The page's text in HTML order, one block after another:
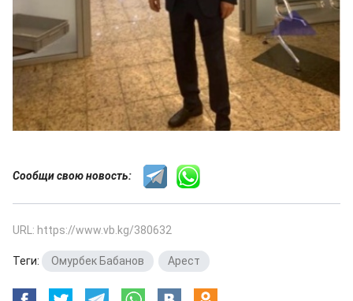
Сообщи свою новость:
URL: https://www.vb.kg/380632
Теги: Омурбек Бабанов Арест